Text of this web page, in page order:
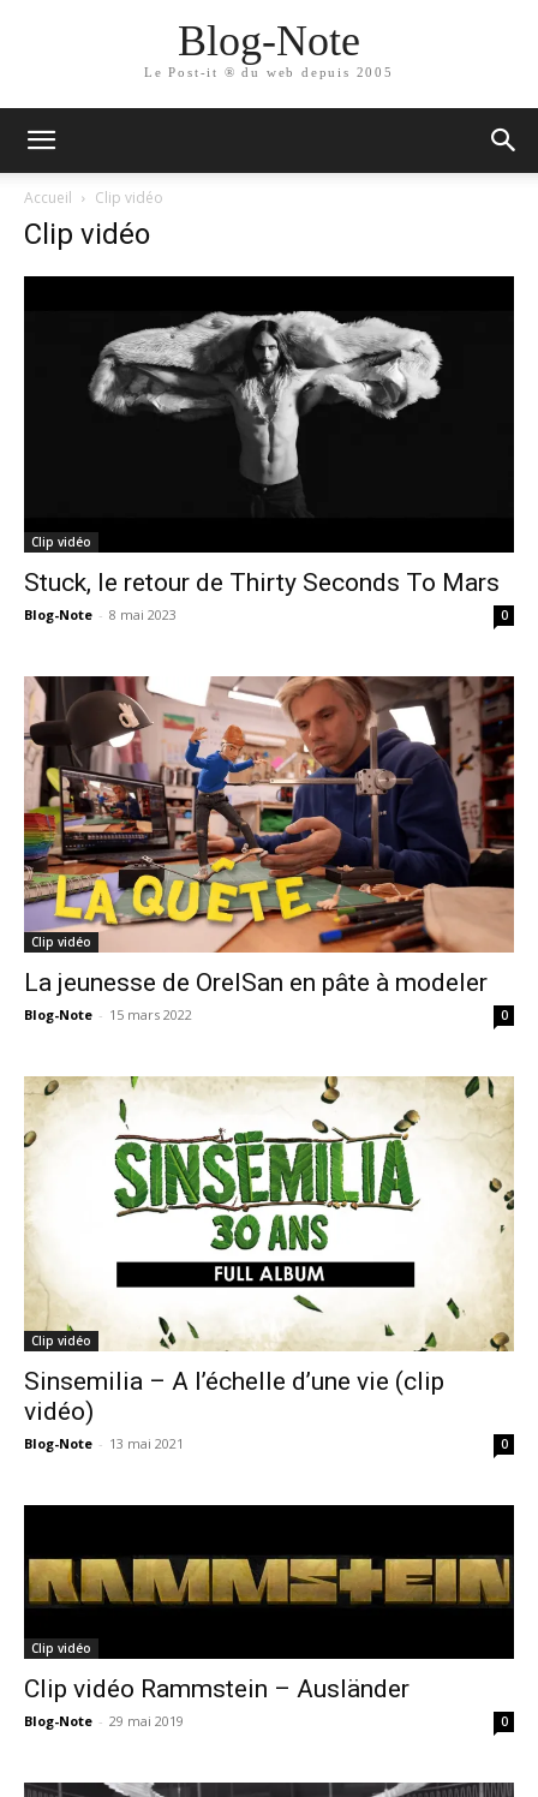
Blog-Note
Le Post-it ® du web depuis 2005
Accueil Clip vidéo
Clip vidéo
Clip vidéo
Stuck, le retour de Thirty Seconds To Mars
Blog-Note - 8 mai 2023 0
Clip vidéo
La jeunesse de OrelSan en pâte à modeler
Blog-Note - 15 mars 2022 0
Clip vidéo
Sinsemilia – A l’échelle d’une vie (clip
vidéo)
Blog-Note - 13 mai 2021 0
Clip vidéo
Clip vidéo Rammstein – Ausländer
Blog-Note - 29 mai 2019 0